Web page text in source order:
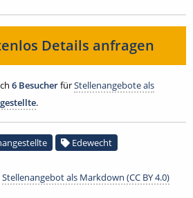
Details anfragen
6 BesucherfürStellenangebote als
.
Edewecht
Stellenangebot als Markdown (CC BY 4.0)